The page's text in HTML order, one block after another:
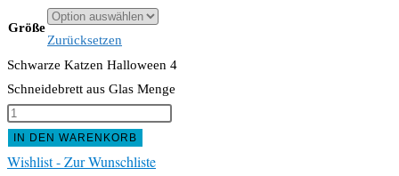
Größe
Zurücksetzen
Schwarze Katzen Halloween 4
Schneidebrett aus Glas Menge
IN DEN WARENKORB
Wishlist - Zur Wunschliste